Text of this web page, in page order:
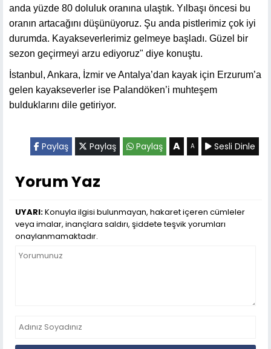
anda yüzde 80 doluluk oranına ulaştık. Yılbaşı öncesi bu
oranın artacağını düşünüyoruz. Şu anda pistlerimiz çok iyi
durumda. Kayakseverlerimiz gelmeye başladı. Güzel bir
sezon geçirmeyi arzu ediyoruz" diye konuştu.
İstanbul, Ankara, İzmir ve Antalya’dan kayak için Erzurum’a
gelen kayakseverler ise Palandöken’i muhteşem
bulduklarını dile getiriyor.
Paylaş Paylaş Paylaş A A Sesli Dinle
Yorum Yaz
UYARI:Konuyla ilgisi bulunmayan, hakaret içeren cümleler
veya imalar, inançlara saldırı, şiddete teşvik yorumları
onaylanmamaktadır.